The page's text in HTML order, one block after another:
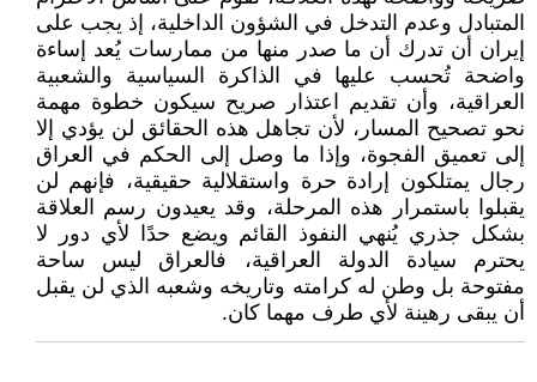
المتبادل وعدم التدخل في الشؤون الداخلية، إذ يجب على
إيران أن تدرك أن ما صدر منها من ممارسات يُعد إساءة
واضحة تُحسب عليها في الذاكرة السياسية والشعبية
العراقية، وأن تقديم اعتذار صريح سيكون خطوة مهمة
نحو تصحيح المسار، لأن تجاهل هذه الحقائق لن يؤدي إلا
إلى تعميق الفجوة، وإذا ما وصل إلى الحكم في العراق
رجال يمتلكون إرادة حرة واستقلالية حقيقية، فإنهم لن
يقبلوا باستمرار هذه المرحلة، وقد يعيدون رسم العلاقة
بشكل جذري يُنهي النفوذ القائم ويضع حدًا لأي دور لا
يحترم سيادة الدولة العراقية، فالعراق ليس ساحة
مفتوحة بل وطن له كرامته وتاريخه وشعبه الذي لن يقبل
أن يبقى رهينة لأي طرف مهما كان.